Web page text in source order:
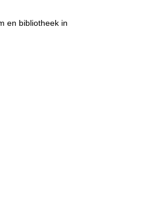
en bibliotheek in